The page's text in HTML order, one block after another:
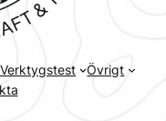
Övrigt